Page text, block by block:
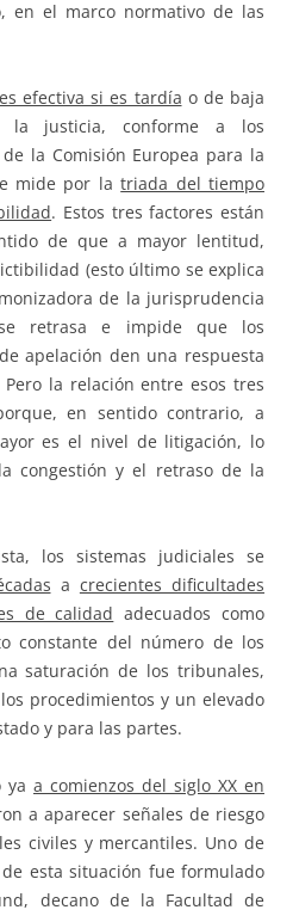
en el marco normativo de las
efectiva si es tardía o de baja
la justicia, conforme a los
la Comisión Europea para la
mide por latriada del tiempo
. Estos tres factores están
de que a mayor lentitud,
(esto último se explica
de la jurisprudencia
retrasa e impide que los
apelación den una respuesta
la relación entre esos tres
en sentido contrario, a
es el nivel de litigación, lo
congestión y el retraso de la
los sistemas judiciales se
a crecientes dificultades
de calidad adecuados como
constante del número de los
saturación de los tribunales,
procedimientos y un elevado
y para las partes.
ya a comienzos del siglo XX en
a aparecer señales de riesgo
civiles y mercantiles. Uno de
esta situación fue formulado
decano de la Facultad de